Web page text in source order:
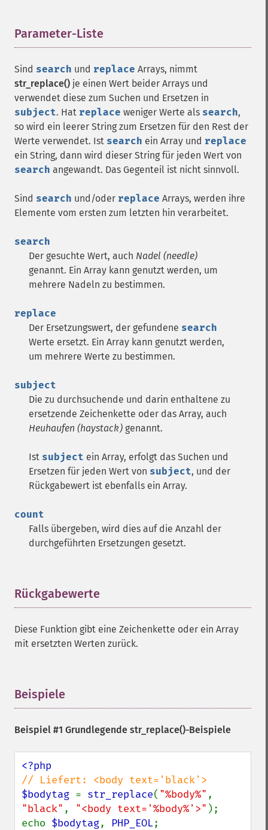
Parameter-Liste
Sind search und replace Arrays, nimmt
str_replace() je einen Wert beider Arrays und
verwendet diese zum Suchen und Ersetzen in
subject. Hat replace weniger Werte als search,
so wird ein leerer String zum Ersetzen für den Rest der
Werte verwendet. Ist search ein Array und replace
ein String, dann wird dieser String für jeden Wert von
search angewandt. Das Gegenteil ist nicht sinnvoll.
Sind search und/oder replace Arrays, werden ihre
Elemente vom ersten zum letzten hin verarbeitet.
search
Der gesuchte Wert, auch Nadel (needle)
genannt. Ein Array kann genutzt werden, um
mehrere Nadeln zu bestimmen.
replace
Der Ersetzungswert, der gefundene search
Werte ersetzt. Ein Array kann genutzt werden,
um mehrere Werte zu bestimmen.
subject
Die zu durchsuchende und darin enthaltene zu
ersetzende Zeichenkette oder das Array, auch
Heuhaufen (haystack) genannt.
Ist subject ein Array, erfolgt das Suchen und
Ersetzen für jeden Wert von subject, und der
Rückgabewert ist ebenfalls ein Array.
count
Falls übergeben, wird dies auf die Anzahl der
durchgeführten Ersetzungen gesetzt.
Rückgabewerte
Diese Funktion gibt eine Zeichenkette oder ein Array
mit ersetzten Werten zurück.
Beispiele
Beispiel #1 Grundlegende str_replace()-Beispiele
$bodytag = str_replace( "%body%"
"black" , "<body text='%body%'>" );
echo $bodytag, PHP_EOL;